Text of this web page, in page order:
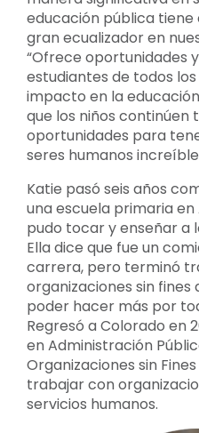
educación pública
gran ecualizador en
“Ofrece oportunidades
estudiantes de todos
impacto en la
que los niños continúen
oportunidades para
seres humanos
Katie pasó seis años
una escuela primaria
pudo tocar y enseñar a
Ella dice que fue un
carrera, pero terminó
organizaciones sin
poder hacer más por
Regresó a Colorado en
en Administración
Organizaciones sin
trabajar con
servicios humanos.